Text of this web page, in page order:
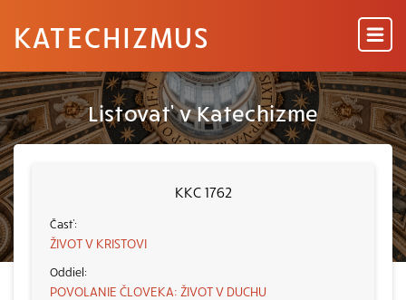
KATECHIZMUS
Listovať v Katechizme
KKC 1762
ŽIVOT V KRISTOVI
POVOLANIE ČLOVEKA: ŽIVOT V DUCHU